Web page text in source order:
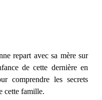
repart avec sa mère sur
de cette dernière en
comprendre les secrets
cette famille.